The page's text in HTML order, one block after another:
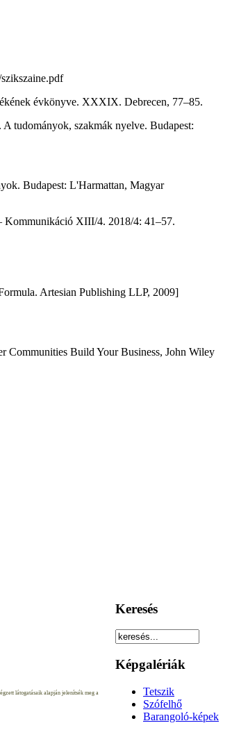
évkönyve. XXXIX. Debrecen, 77–85.
tudományok, szakmák nyelve. Budapest:
Budapest: L'Harmattan, Magyar
XIII/4. 2018/4: 41–57.
Artesian Publishing LLP, 2009]
Communities Build Your Business, John Wiley
Keresés
Képgalériák
Tetszik
Szófelhő
Barangoló-képek
látogatásaik alapján jelenítsék meg a